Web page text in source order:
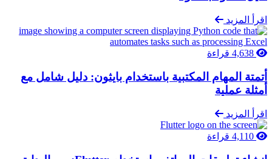
اقرأ المزيد
أتمتة المهام المكتبية باستخدام بايثون: دليل شامل مع
أمثلة عملية
اقرأ المزيد